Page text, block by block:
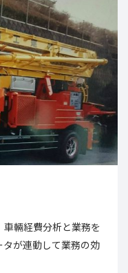
輛経費分析と業務を
タが連動して業務の効